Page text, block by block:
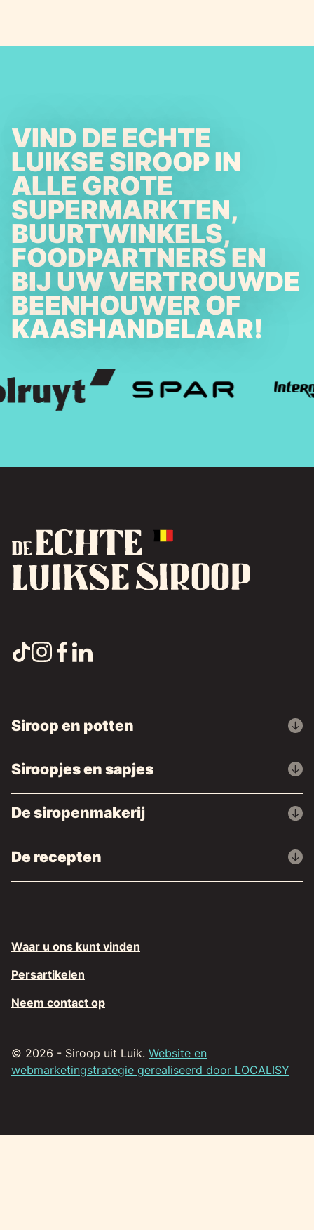
VIND DE ECHTE
LUIKSE SIROOP IN
ALLE GROTE
SUPERMARKTEN,
BUURTWINKELS,
FOODPARTNERS EN
BIJ UW VERTROUWDE
BEENHOUWER OF
Siroop en potten
Siroopjes en sapjes
De siropenmakerij
De recepten
Waar u ons kunt vinden
Persartikelen
Neem contact op
© 2026 - Siroop uit Luik. Website en
webmarketingstrategie gerealiseerd door LOCALISY